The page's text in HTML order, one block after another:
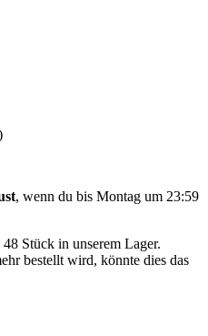
, wenn du bis Montag um 23:59
Stück in unserem Lager.
bestellt wird, könnte dies das